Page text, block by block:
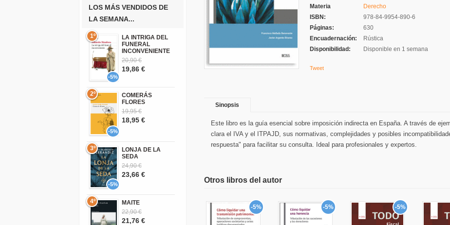
Materia
Derecho
ISBN:
978-84-9954-890-6
Páginas:
630
Encuadernación:
Rústica
Disponibilidad:
Disponible en 1 semana
Tweet
Sinopsis
Este libro es la guía esencial sobre imposición indirecta en España. A través de
clara el IVA y el ITPAJD, sus normativas, complejidades y posibles
respuesta" para facilitar su consulta. Ideal para profesionales y expertos.
Otros libros del autor
-5% -5% -5%
LOS MÁS VENDIDOS DE
LA SEMANA...
-5%
1º
LA INTRIGA DEL
FUNERAL
INCONVENIENTE
20,90 €
19,86 €
-5%
2º
COMERÁS
FLORES
19,95 €
18,95 €
-5%
3º
LONJA DE LA
SEDA
24,90 €
23,66 €
4º
MAITE
22,90 €
21,76 €